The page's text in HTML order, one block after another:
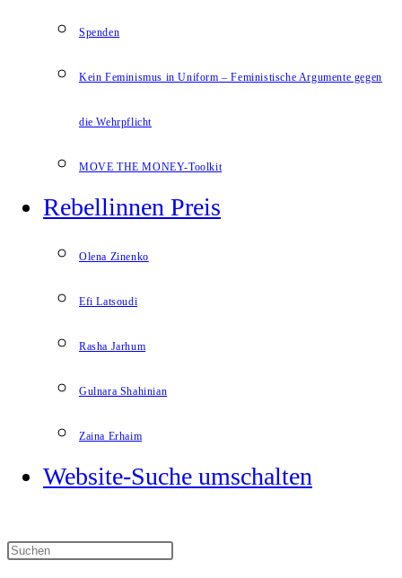
Spenden
Kein Feminismus in Uniform – Feministische Argumente gegen
die Wehrpflicht
MOVE THE MONEY-Toolkit
Rebellinnen Preis
Olena Zinenko
Efi Latsoudi
Rasha Jarhum
Gulnara Shahinian
Zaina Erhaim
Website-Suche umschalten